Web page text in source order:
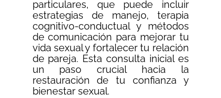
particulares, que puede incluir
estrategias de manejo, terapia
cognitivo-conductual y métodos
de comunicación para mejorar tu
vida sexual y fortalecer tu relación
de pareja. Esta consulta inicial es
un paso crucial hacia la
restauración de tu confianza y
bienestar sexual.